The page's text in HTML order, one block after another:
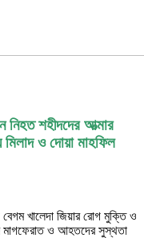
নিহত শহীদদের আত্মার
ও দোয়া মাহফিল
বেগম খালেদা জিয়ার রোগ মুক্তি ও
মাগফেরাত ও আহতদের সুস্থতা